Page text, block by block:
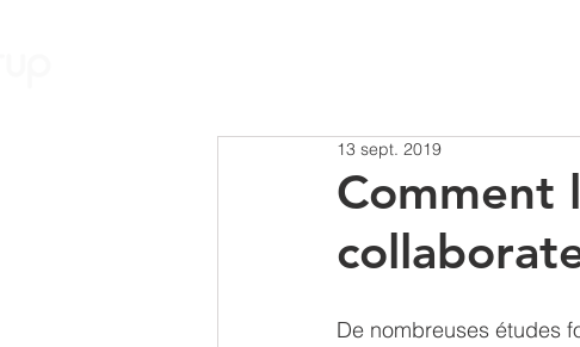
Comment
13 sept. 2019
De nombreuses études